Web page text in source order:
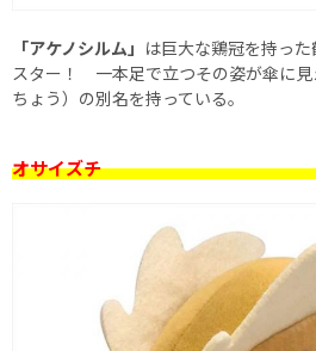
「アケノシルム」 は巨大な鶏冠を持っ
スター！ 一本足で立つその姿が傘に見
ちょう）の別名を持っている。
オサイズチ